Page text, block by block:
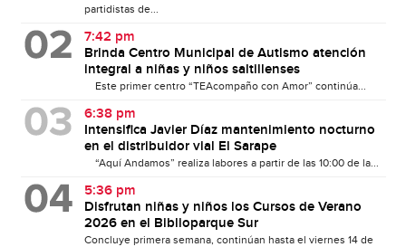
partidistas de...
7:42 pm
Brinda Centro Municipal de Autismo atención
integral a niñas y niños saltillenses
Este primer centro “TEAcompaño con Amor” continúa...
6:38 pm
Intensifica Javier Díaz mantenimiento nocturno
en el distribuidor vial El Sarape
“Aquí Andamos” realiza labores a partir de las 10:00 de la...
5:36 pm
Disfrutan niñas y niños los Cursos de Verano
2026 en el Biblioparque Sur
Concluye primera semana, continúan hasta el viernes 14 de